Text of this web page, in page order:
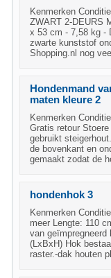
Kenmerken
ZWART 2-DEURS
x 53 cm - 7,58 kg -
zwarte kunststof
Shopping.nl nog
Hondenmand
maten kleure 2
Kenmerken
Gratis retour
gebruikt
de bovenkant en
gemaakt zodat de
hondenhok 3
Kenmerken
meer Lengte: 110
van geïmpregneerd
(LxBxH) Hok
raster.-dak houten